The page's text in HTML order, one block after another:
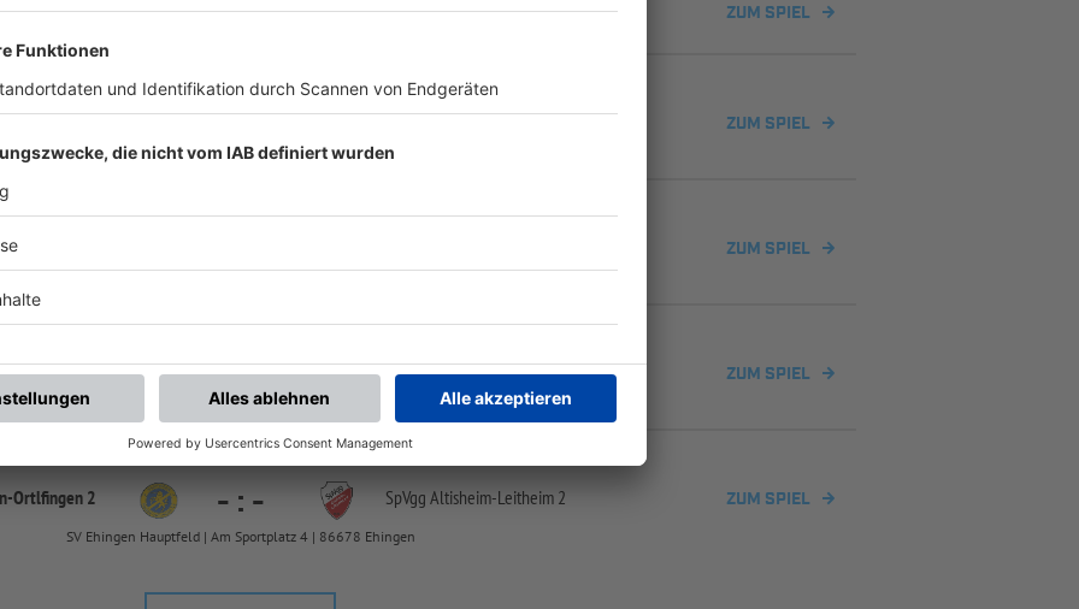
Gundelsdorf 2 SV Ehingen-Ortlfingen 2 ZUM SPIEL
Ortlfingen 2 -:- SV Wörnitzstein-Berg 3 ZUM SPIEL
SV Ehingen Hauptfeld | Am Sportplatz 4 | 86678 Ehingen
Erlingshofen 2
ZUM SPIEL
Reserve KK Nord 2 Flex
Zusam 2 -:- SV Ehingen-Ortlfingen 2 ZUM SPIEL
Sportplatz Pfaffenhofen | Almweg 7 | 86647 Buttenwiesen
Reserve KK Nord 2 Flex
Ortlfingen 2 - : - SpVgg Altisheim-Leitheim 2 ZUM SPIEL
SV Ehingen Hauptfeld | Am Sportplatz 4 | 86678 Ehingen